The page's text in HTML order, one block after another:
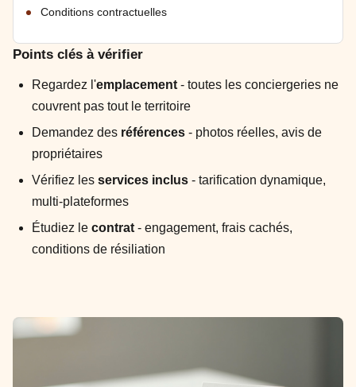
Conditions contractuelles
Points clés à vérifier
Regardez l'emplacement - toutes les conciergeries ne
couvrent pas tout le territoire
Demandez des références - photos réelles, avis de
propriétaires
Vérifiez les services inclus - tarification dynamique,
multi-plateformes
Étudiez le contrat - engagement, frais cachés,
conditions de résiliation